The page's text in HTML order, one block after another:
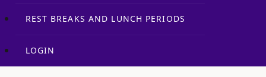
REST BREAKS AND LUNCH PERIODS
LOGIN